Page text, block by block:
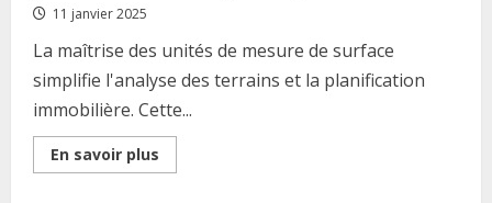
11 janvier 2025
La maîtrise des unités de mesure de surface
simplifie l'analyse des terrains et la planification
immobilière. Cette...
En savoir plus
more